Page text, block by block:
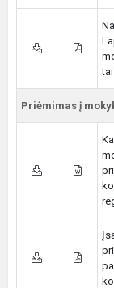
Priėmimas į